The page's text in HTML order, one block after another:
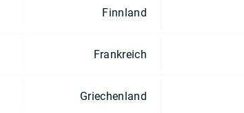
Finnland
Frankreich
Griechenland